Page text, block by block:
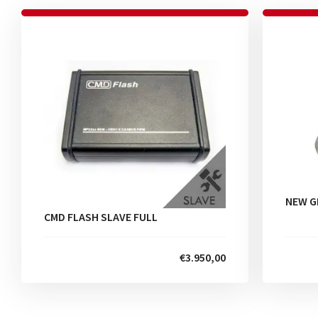
CMD FLASH SLAVE FULL
€3.950,00
NEW